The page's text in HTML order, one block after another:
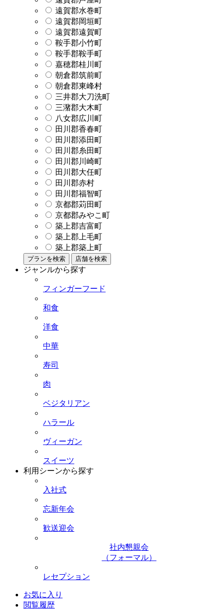
遠賀郡水巻町
遠賀郡岡垣町
遠賀郡遠賀町
鞍手郡小竹町
鞍手郡鞍手町
嘉穂郡桂川町
朝倉郡筑前町
朝倉郡東峰村
三井郡大刀洗町
三潴郡大木町
八女郡広川町
田川郡香春町
田川郡添田町
田川郡糸田町
田川郡川崎町
田川郡大任町
田川郡赤村
田川郡福智町
京都郡苅田町
京都郡みやこ町
築上郡吉富町
築上郡上毛町
築上郡築上町
プランを検索 店舗を検索
ジャンルから探す
フィンガーフード
和食
洋食
中華
寿司
肉
ベジタリアン
ハラール
ヴィーガン
スイーツ
利用シーンから探す
入社式
忘新年会
歓送迎会
社内懇親会
（フォーマル）
レセプション
お気に入り
閲覧履歴